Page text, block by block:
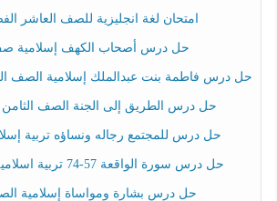
امتحان لغة انجليزية للصف العاشر
حل درس أصحاب الكهف إسلامية
حل درس فاطمة بنت عبدالملك إسلامية الصف
حل درس الطريق إلى الجنة الصف الثامن
حل درس للمجتمع رجاله ونساؤه تربية
حل درس سورة الواقعة 57-74 تربية اسلامية الصف التاسع
حل درس بشارة ومواساة إسلامية